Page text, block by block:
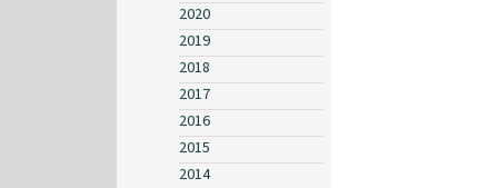
2020
2019
2018
2017
2016
2015
2014